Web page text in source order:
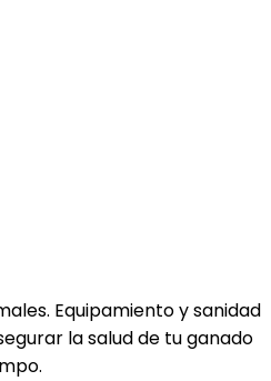
Equipamiento y sanidad
la salud de tu ganado